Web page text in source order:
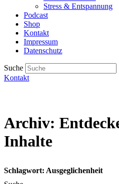
Stress & Entspannung
Podcast
Shop
Kontakt
Impressum
Datenschutz
Suche
Kontakt
Archiv:
Inhalte
Schlagwort: Ausgeglichenheit